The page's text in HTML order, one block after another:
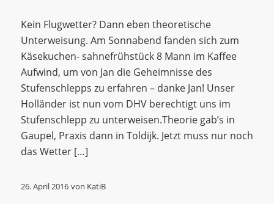
Kein Flugwetter? Dann eben theoretische
Unterweisung. Am Sonnabend fanden sich zum
Käsekuchen- sahnefrühstück 8 Mann im Kaffee
Aufwind, um von Jan die Geheimnisse des
Stufenschlepps zu erfahren – danke Jan! Unser
Holländer ist nun vom DHV berechtigt uns im
Stufenschlepp zu unterweisen.Theorie gab’s in
Gaupel, Praxis dann in Toldijk. Jetzt muss nur noch
das Wetter […]
26. April 2016 von KatiB